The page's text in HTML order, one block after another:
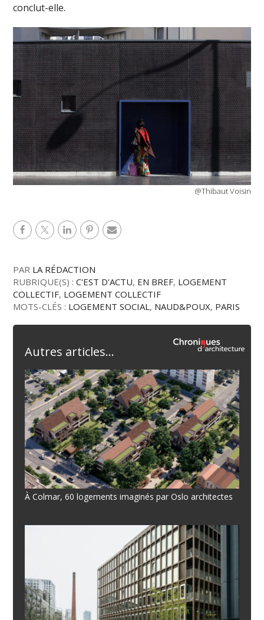
conclut-elle.
@Thibaut Voisin
PAR LA RÉDACTION
RUBRIQUE(S) :C'EST D'ACTU, EN BREF, LOGEMENT
COLLECTIF, LOGEMENT COLLECTIF
MOTS-CLÉS : LOGEMENT SOCIAL, NAUD&POUX, PARIS
Autres articles...
À Colmar, 60 logements imaginés par Oslo architectes